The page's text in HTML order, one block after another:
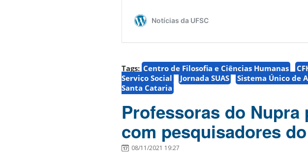
Tags: Centro de Filosofia e Ciências Humanas
Serviço Social
Jornada SUAS Sistema Único de
Santa Cataria
Professoras do
com pesquisadores
08/11/2021 19:27